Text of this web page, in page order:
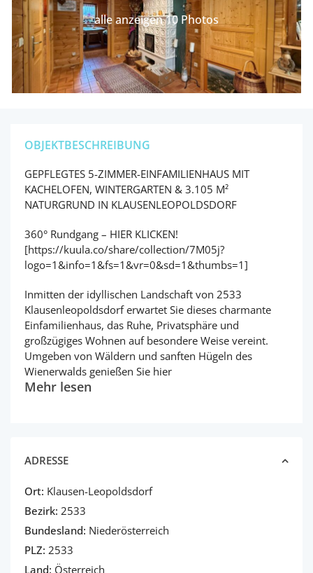
alle anzeigen 10 Photos
OBJEKTBESCHREIBUNG
GEPFLEGTES 5-ZIMMER-EINFAMILIENHAUS MIT
KACHELOFEN, WINTERGARTEN & 3.105 M²
NATURGRUND IN KLAUSENLEOPOLDSDORF
360° Rundgang – HIER KLICKEN!
[https://kuula.co/share/collection/7M05j?
logo=1&info=1&fs=1&vr=0&sd=1&thumbs=1]
Inmitten der idyllischen Landschaft von 2533
Klausenleopoldsdorf erwartet Sie dieses charmante
Einfamilienhaus, das Ruhe, Privatsphäre und
großzügiges Wohnen auf besondere Weise vereint.
Umgeben von Wäldern und sanften Hügeln des
Wienerwalds genießen Sie hier
Mehr lesen
ADRESSE
Ort: Klausen-Leopoldsdorf
Bezirk: 2533
Bundesland: Niederösterreich
PLZ: 2533
Land: Österreich